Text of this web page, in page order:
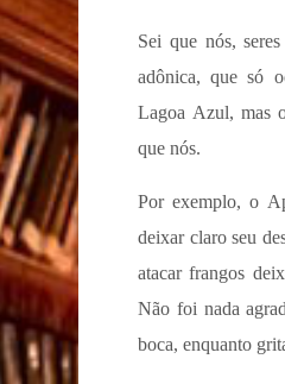
Sei que nós,
adônica, que só
Lagoa Azul, mas
que nós.
Por exemplo, o
deixar claro seu
atacar frangos
Não foi nada
boca, enquanto